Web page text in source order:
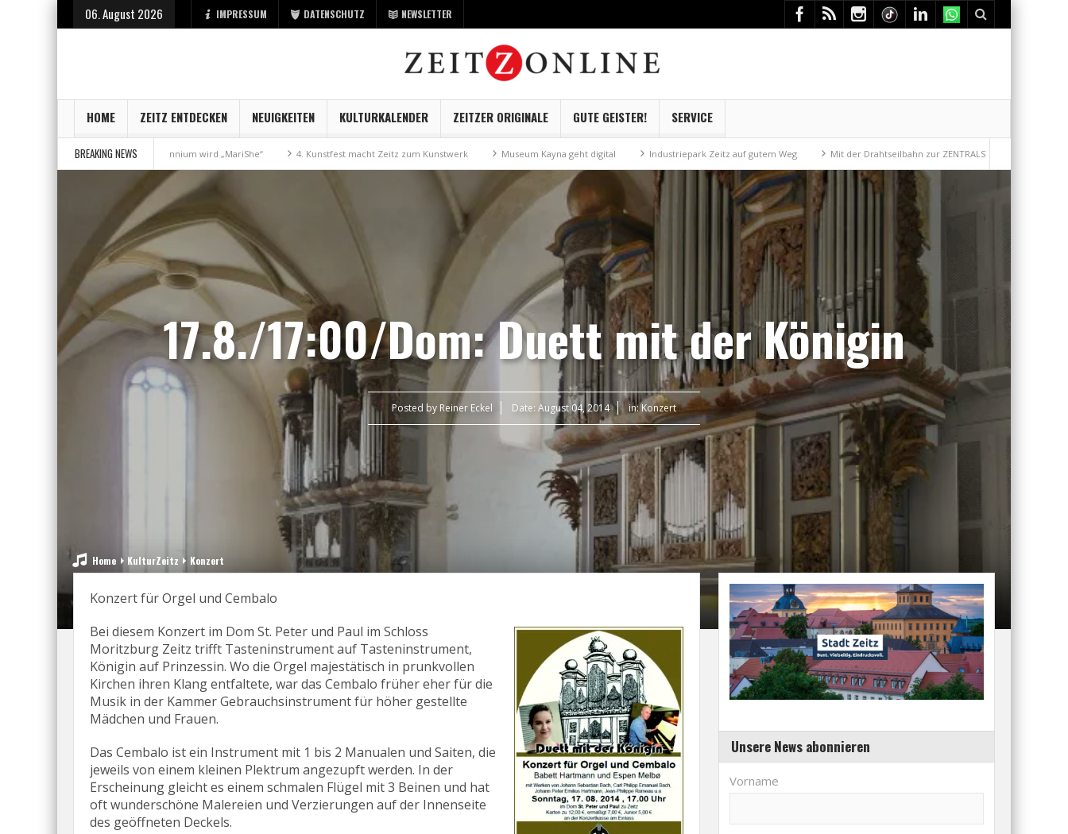
06. August 2026 IMPRESSUM DATENSCHUTZ NEWSLETTER
HOME ZEITZ ENTDECKEN NEUIGKEITEN KULTURKALENDER ZEITZER ORIGINALE GUTE GEISTER! SERVICE
BREAKING NEWS
Aus Millennium wird „MariShe“ 4. Kunstfest macht Zeitz zum Kunstwerk Museum Kayna geht digital Industriepark Zeitz auf gutem Weg Mit der Drahtseilbahn zur ZENTRALSTATION
17.8./17:00/Dom: Duett mit der Königin
Posted by Reiner Eckel Date: August 04, 2014 in:Konzert
Home KulturZeitz Konzert
Konzert für Orgel und Cembalo
Bei diesem Konzert im Dom St. Peter und Paul im Schloss
Moritzburg Zeitz trifft Tasteninstrument auf Tasteninstrument,
Königin auf Prinzessin. Wo die Orgel majestätisch in prunkvollen
Kirchen ihren Klang entfaltete, war das Cembalo früher eher für die
Musik in der Kammer Gebrauchsinstrument für höher gestellte
Mädchen und Frauen.
Das Cembalo ist ein Instrument mit 1 bis 2 Manualen und Saiten, die
jeweils von einem kleinen Plektrum angezupft werden. In der
Erscheinung gleicht es einem schmalen Flügel mit 3 Beinen und hat
oft wunderschöne Malereien und Verzierungen auf der Innenseite
des geöffneten Deckels.
Unsere News abonnieren
Vorname